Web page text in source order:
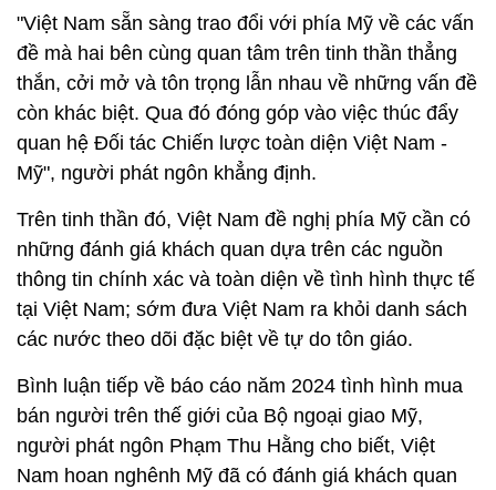
"Việt Nam sẵn sàng trao đổi với phía Mỹ về các vấn
đề mà hai bên cùng quan tâm trên tinh thần thẳng
thắn, cởi mở và tôn trọng lẫn nhau về những vấn đề
còn khác biệt. Qua đó đóng góp vào việc thúc đẩy
quan hệ Đối tác Chiến lược toàn diện Việt Nam -
Mỹ", người phát ngôn khẳng định.
Trên tinh thần đó, Việt Nam đề nghị phía Mỹ cần có
những đánh giá khách quan dựa trên các nguồn
thông tin chính xác và toàn diện về tình hình thực tế
tại Việt Nam; sớm đưa Việt Nam ra khỏi danh sách
các nước theo dõi đặc biệt về tự do tôn giáo.
Bình luận tiếp về báo cáo năm 2024 tình hình mua
bán người trên thế giới của Bộ ngoại giao Mỹ,
người phát ngôn Phạm Thu Hằng cho biết, Việt
Nam hoan nghênh Mỹ đã có đánh giá khách quan